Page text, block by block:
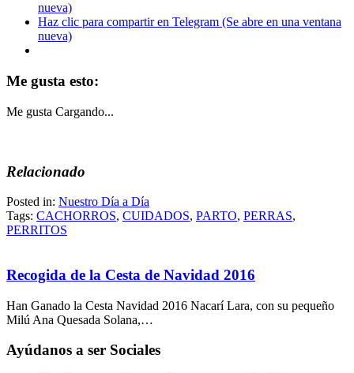
nueva)
Haz clic para compartir en Telegram (Se abre en una ventana
nueva)
Me gusta esto:
Me gusta Cargando...
Relacionado
Posted in: Nuestro Día a Día
Tags: CACHORROS, CUIDADOS, PARTO, PERRAS,
PERRITOS
Recogida de la Cesta de Navidad 2016
Han Ganado la Cesta Navidad 2016 Nacarí Lara, con su pequeño
Milú Ana Quesada Solana,…
Ayúdanos a ser Sociales